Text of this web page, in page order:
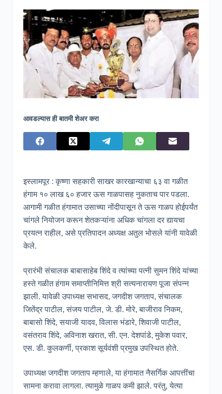
आवडल्यास ही बातमी शेअर करा
इस्लामपूर : कृष्णा सहकारी साखर कारखान्याचा ६३ वा गळीत
हंगाम १० लाख ६० हजार ऊस गाळपासह नुकताच पार पडला.
आगामी गळीत हंगामात उसाच्या नोंदीपासून ते ऊस गाळप होईपर्यंत
चांगले नियोजन करून शेतकऱ्यांना अधिक चांगला दर द्यायचा
प्रयत्न राहील, असे प्रतिपादन अध्यक्ष अतुल भोसले यांनी यावेळी
केले.
प्रारंभी संचालक बाबासाहेब शिंदे व त्यांच्या पत्नी सुमन शिंदे यांच्या
हस्ते गळीत हंगाम समाप्तीनिमित्त श्री सत्यनारायण पूजा संपन्न
झाली. यावेळी उपाध्यक्ष सभासद, जगदीश जगताप, संचालक
जितेंद्र पाटील, संजय पाटील, जे. डी. मोरे, बाजीराव निकम,
बाबासो शिंदे, सयाजी यादव, विलास भंडारे, शिवाजी पाटील,
वसंतराव शिंदे, अविनाश खरात, सी. एन. देशपांडे, मुकेश पवार,
एस. डी. कुलकर्णी, प्रकाश सूर्यवंशी प्रमुख उपस्थित होते.
उपाध्यक्ष जगदीश जगताप म्हणाले, या हंगामात नैसर्गिक आपत्तींचा
सामना करावा लागला. त्यामुळे गाळप कमी झाले. परंतु, येत्या